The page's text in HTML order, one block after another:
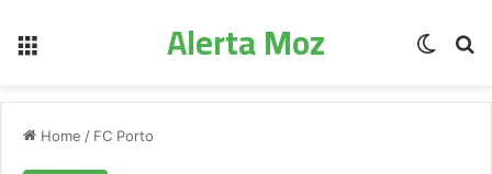
Alerta Moz
Home / FC Porto